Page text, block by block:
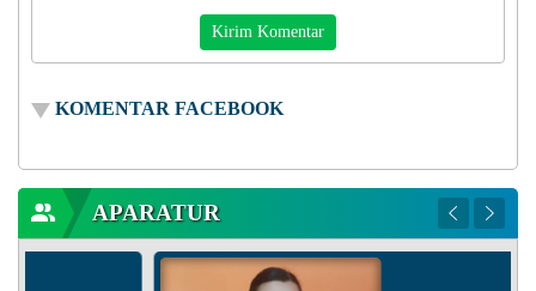
KOMENTAR FACEBOOK
APARATUR